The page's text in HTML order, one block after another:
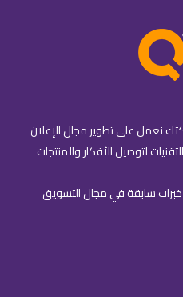
نعمل على تطوير مجال الإعلان
لتوصيل الأفكار والمنتجات
في سنة 2017 من خبرات سابقة في مجال التسويق